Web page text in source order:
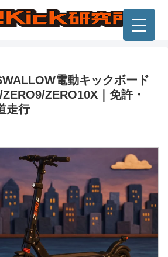
電動キックボード
ZERO9/ZERO10X｜免許・
走行